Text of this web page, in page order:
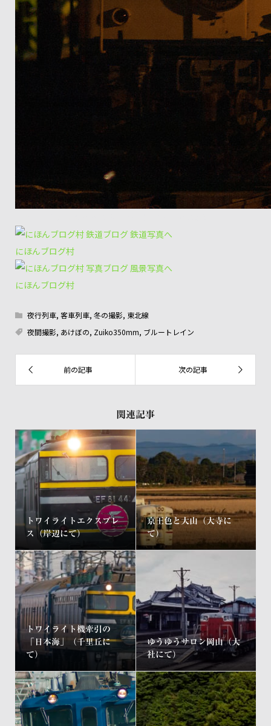
にほんブログ村
にほんブログ村
夜行列車, 客車列車, 冬の撮影, 東北線
夜間撮影, あけぼの, Zuiko350mm, ブルートレイン
関連記事
トワイライトエクスプレ
ス（岸辺にて）
京王色と大山（大寺に
て）
トワイライト機牽引の
「日本海」（千里丘に
て）
ゆうゆうサロン岡山（大
社にて）